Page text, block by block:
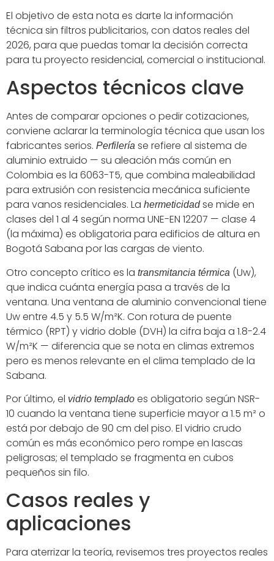
El objetivo de esta nota es darte la información
técnica sin filtros publicitarios, con datos reales del
2026, para que puedas tomar la decisión correcta
para tu proyecto residencial, comercial o institucional.
Aspectos técnicos clave
Antes de comparar opciones o pedir cotizaciones,
conviene aclarar la terminología técnica que usan los
fabricantes serios. Perfilería se refiere al sistema de
aluminio extruido — su aleación más común en
Colombia es la 6063-T5, que combina maleabilidad
para extrusión con resistencia mecánica suficiente
para vanos residenciales. La hermeticidadse mide en
clases del 1 al 4 según norma UNE-EN 12207 — clase 4
(la máxima) es obligatoria para edificios de altura en
Bogotá Sabana por las cargas de viento.
Otro concepto crítico es la transmitancia térmica (Uw),
que indica cuánta energía pasa a través de la
ventana. Una ventana de aluminio convencional tiene
Uw entre 4.5 y 5.5 W/m²K. Con rotura de puente
térmico (RPT) y vidrio doble (DVH) la cifra baja a 1.8-2.4
W/m²K — diferencia que se nota en climas extremos
pero es menos relevante en el clima templado de la
Sabana.
Por último, el vidrio templado es obligatorio según NSR-
10 cuando la ventana tiene superficie mayor a 1.5 m² o
está por debajo de 90 cm del piso. El vidrio crudo
común es más económico pero rompe en lascas
peligrosas; el templado se fragmenta en cubos
pequeños sin filo.
Casos reales y
aplicaciones
Para aterrizar la teoría, revisemos tres proyectos reales